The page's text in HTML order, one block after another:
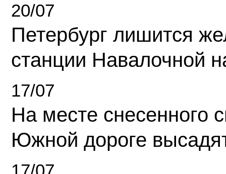
20/07
Петербург лишится
станции Навалочной
17/07
На месте снесенного
Южной дороге